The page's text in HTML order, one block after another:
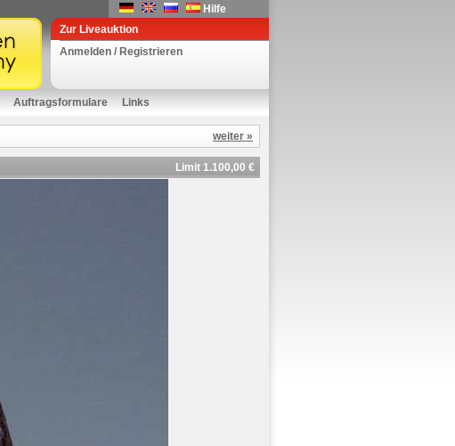
Hilfe
Zur Liveauktion
Anmelden / Registrieren
Auftragsformulare Links
weiter »
Limit 1.100,00 €